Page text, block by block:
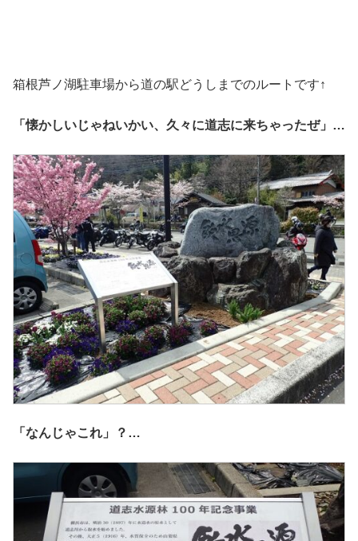
箱根芦ノ湖駐車場から道の駅どうしまでのルートです↑
「懐かしいじゃねいかい、久々に道志に来ちゃったぜ」…
「なんじゃこれ」？…